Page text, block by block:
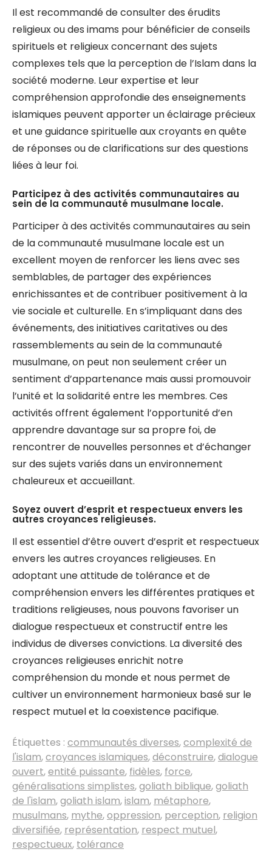
Il est recommandé de consulter des érudits
religieux ou des imams pour bénéficier de conseils
spirituels et religieux concernant des sujets
complexes tels que la perception de l’Islam dans la
société moderne. Leur expertise et leur
compréhension approfondie des enseignements
islamiques peuvent apporter un éclairage précieux
et une guidance spirituelle aux croyants en quête
de réponses ou de clarifications sur des questions
liées à leur foi.
Participez à des activités communautaires au
sein de la communauté musulmane locale.
Participer à des activités communautaires au sein
de la communauté musulmane locale est un
excellent moyen de renforcer les liens avec ses
semblables, de partager des expériences
enrichissantes et de contribuer positivement à la
vie sociale et culturelle. En s’impliquant dans des
événements, des initiatives caritatives ou des
rassemblements au sein de la communauté
musulmane, on peut non seulement créer un
sentiment d’appartenance mais aussi promouvoir
l’unité et la solidarité entre les membres. Ces
activités offrent également l’opportunité d’en
apprendre davantage sur sa propre foi, de
rencontrer de nouvelles personnes et d’échanger
sur des sujets variés dans un environnement
chaleureux et accueillant.
Soyez ouvert d’esprit et respectueux envers les
autres croyances religieuses.
Il est essentiel d’être ouvert d’esprit et respectueux
envers les autres croyances religieuses. En
adoptant une attitude de tolérance et de
compréhension envers les différentes pratiques et
traditions religieuses, nous pouvons favoriser un
dialogue respectueux et constructif entre les
individus de diverses convictions. La diversité des
croyances religieuses enrichit notre
compréhension du monde et nous permet de
cultiver un environnement harmonieux basé sur le
respect mutuel et la coexistence pacifique.
Étiquettes : communautés diverses,complexité de
l'islam,croyances islamiques,déconstruire,dialogue
ouvert,entité puissante, fidèles, force,
généralisations simplistes,goliath biblique,goliath
de l'islam,goliath islam,islam, métaphore,
musulmans, mythe,oppression, perception, religion
diversifiée, représentation, respect mutuel,
respectueux, tolérance